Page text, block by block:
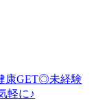
康GET◎未経験
軽に♪